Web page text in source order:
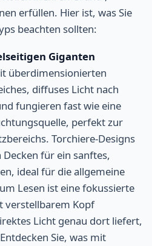
erfüllen. Hier ist, was Sie
beachten sollten:
Giganten
überdimensionierten
diffuses Licht nach
fungieren fast wie eine
perfekt zur
Torchiere-Designs
für ein sanftes,
ideal für die allgemeine
Lesen ist eine fokussierte
verstellbarem Kopf
Licht genau dort liefert,
Sie, was mit